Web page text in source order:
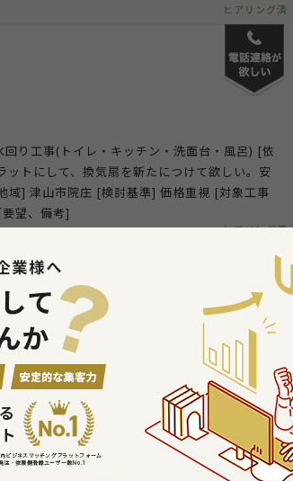
ヒアリング済
り工事(トイレ・キッチン・洗面台・風呂) [依
トにして、換気扇を新たにつけて欲しい。安
域] 津山市院庄 [検討基準] 価格重視 [対象工事
望、備考]
ヒアリング済
賀県
仕上工事 [依頼・相談したい内容] 天井に雨漏
基準] 価格重視 [対象工事面積] [対象工事の詳
ヒアリング済